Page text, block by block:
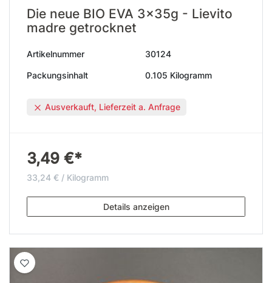
Die neue BIO EVA 3x35g - Lievito
madre getrocknet
Artikelnummer 30124
Packungsinhalt 0.105 Kilogramm
Ausverkauft, Lieferzeit a. Anfrage
3,49 €*
33,24 € / Kilogramm
Details anzeigen